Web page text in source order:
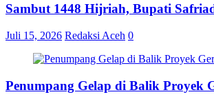
Sambut 1448 Hijriah, Bupati
Juli 15, 2026 Redaksi Aceh 0
Penumpang Gelap di Balik Proyek